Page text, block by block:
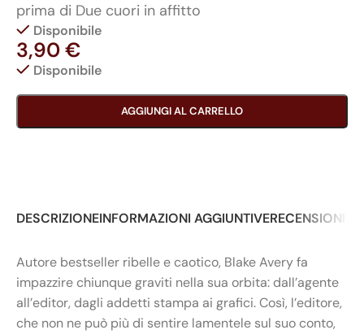
prima di Due cuori in affitto
Disponibile
3,90€
Disponibile
AGGIUNGI AL CARRELLO
DESCRIZIONEINFORMAZIONI AGGIUNTIVERECENSIONI
Autore bestseller ribelle e caotico, Blake Avery fa
impazzire chiunque graviti nella sua orbita: dall’agente
all’editor, dagli addetti stampa ai grafici. Così, l’editore,
che non ne può più di sentire lamentele sul suo conto,